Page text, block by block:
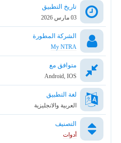
تاريخ التطبيق
03 مارس 2026
الشركة المطورة
My NTRA
متوافق مع
Android, IOS
لغة التطبيق
العربية والانجليزية
التصنيف
أدوات